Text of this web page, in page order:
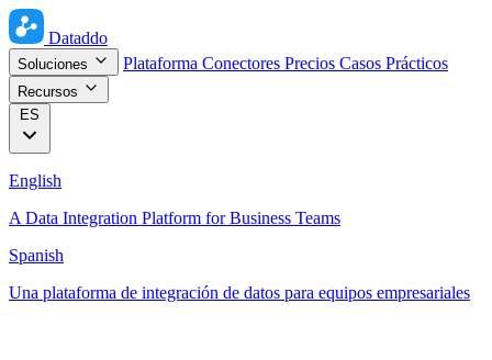
Dataddo
Soluciones Plataforma Conectores Precios Casos Prácticos
Recursos
ES
English
A Data Integration Platform for Business Teams
Spanish
Una plataforma de integración de datos para equipos empresariales